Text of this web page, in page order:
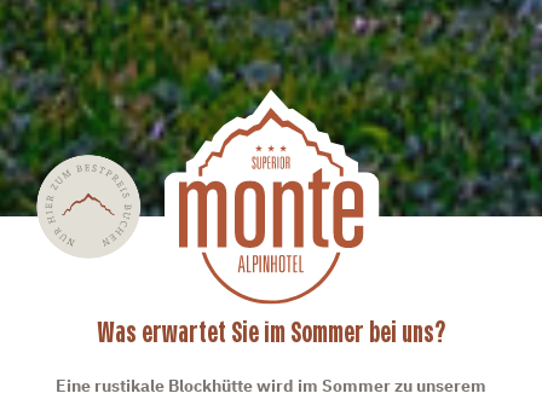
Was erwartet Sie im Sommer bei uns?
Eine rustikale Blockhütte wird im Sommer zu unserem